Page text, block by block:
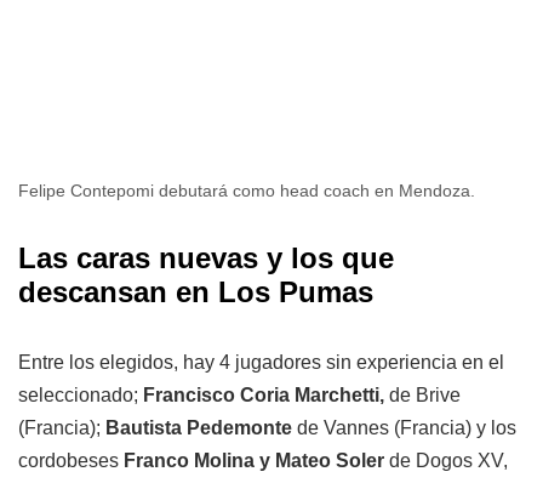
Felipe Contepomi debutará como head coach en Mendoza.
Las caras nuevas y los que
descansan en Los Pumas
Entre los elegidos, hay 4 jugadores sin experiencia en el
seleccionado; Francisco Coria Marchetti, de Brive
(Francia); Bautista Pedemonte de Vannes (Francia) y los
cordobeses Franco Molina y Mateo Soler de Dogos XV,